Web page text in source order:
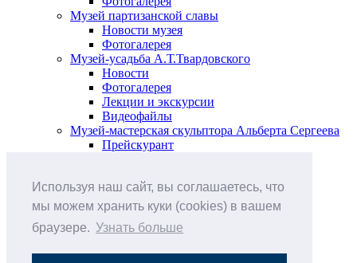
Используя наш сайт, вы соглашаетесь, что
мы можем хранить куки (cookies) в вашем
браузере. Узнать больше
Музей партизанской славы
Новости музея
Фотогалерея
Музей-усадьба А.Т.Твардовского
Новости
Фотогалерея
Лекции и экскурсии
Видеофайлы
Музей-мастерская скульптора Альберта Сергеева
Прейскурант
Анонс мероприятий
Виртуальные выставки
О музее